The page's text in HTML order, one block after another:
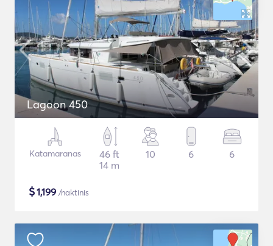
Lagoon 450
Katamaranas
46 ft
14 m
10 6 6
$1,199 /naktinis